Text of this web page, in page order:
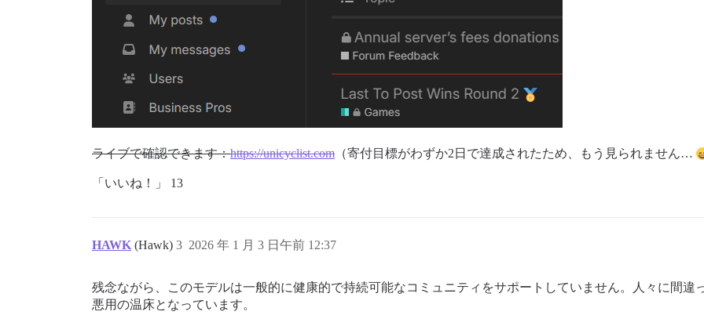
ライブで確認できます：https://unicyclist.com （寄付目標がわずか2日で達成されたため、もう見られません…
「いいね！」 13
HAWK (Hawk) 2026 年 1 月 3 日午前 12:37
3
残念ながら、このモデルは一般的に健康的で持続可能なコミュニティをサポートしていません。人々に間違
悪用の温床となっています。